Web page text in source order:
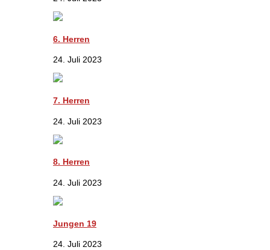
6. Herren
24. Juli 2023
7. Herren
24. Juli 2023
8. Herren
24. Juli 2023
Jungen 19
24. Juli 2023